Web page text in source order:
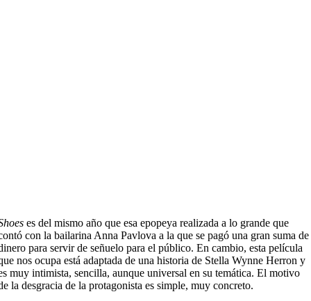
es del mismo año que esa epopeya realizada a lo grande que
con la bailarina Anna Pavlova a la que se pagó una gran suma de
para servir de señuelo para el público. En cambio, esta película
nos ocupa está adaptada de una historia de Stella Wynne Herron y
muy intimista, sencilla, aunque universal en su temática. El motivo
la desgracia de la protagonista es simple, muy concreto.